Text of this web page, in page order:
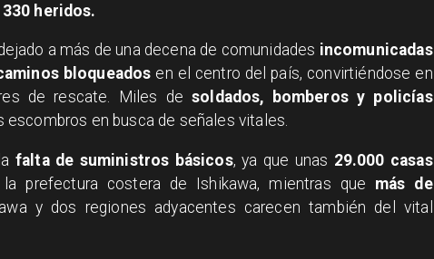
330 heridos.
a más de una decena de comunidades incomunicadas
bloqueados en el centro del país, convirtiéndose en
de rescate. Miles desoldados, bomberos y policías
escombros en busca de señales vitales.
falta de suministros básicos, ya que unas 29.000 casas
prefectura costera de Ishikawa, mientras que más de
y dos regiones adyacentes carecen también del vital